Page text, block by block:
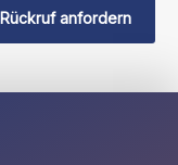
Rückruf anfordern